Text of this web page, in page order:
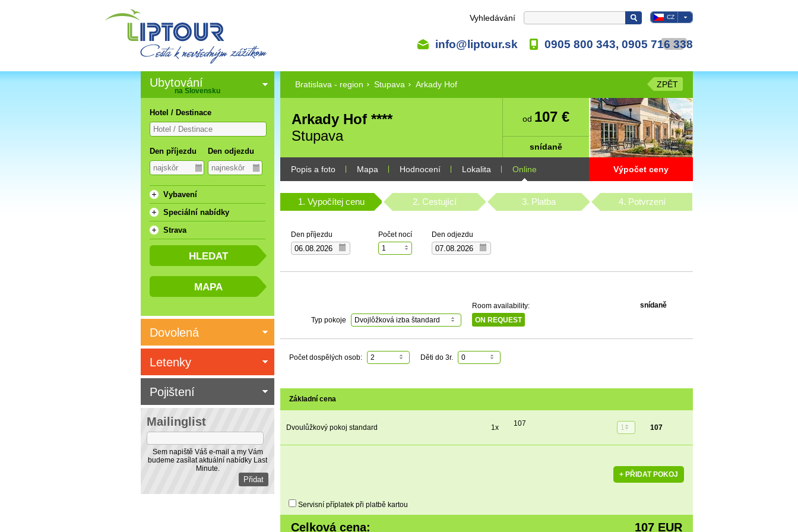
Vyhledávání CZ
info@liptour.sk 0905 800 343, 0905 716 338
Bratislava - region Stupava Arkady Hof ZPĚT
Arkady Hof ****
Stupava
od 107 €
snídaně
Popis a foto Mapa Hodnocení Lokalita Online Výpočet ceny
1. Vypočítej cenu 2. Cestující 3. Platba 4. Potvrzení
Den příjezdu
Počet nocí
1
Den odjezdu
Typ pokoje Dvojlôžková izba štandard
Room availability:
ON REQUEST
snídaně
Počet dospělých osob: 2 Děti do 3r. 0
Základní cena
Dvoulůžkový pokoj standard 1x 107 1 107
Servisní příplatek při platbě kartou
Celková cena: 107 EUR
Ubytování
na Slovensku
Hotel / Destinace
Den příjezdu Den odjezdu
Vybavení
Speciální nabídky
Strava
Dovolená
Mailinglist
Sem napiště Váš e-mail a my Vám
budeme zasílat aktuální nabídky Last
Minute.
Letenky
Pojištení